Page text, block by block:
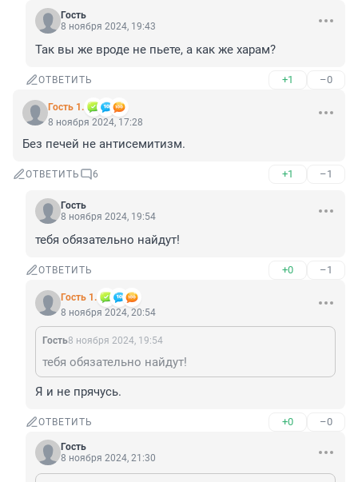
Гость
8 ноября 2024, 19:43
Так вы же вроде не пьете, а как же харам?
ОТВЕТИТЬ +1 –0
Гость 1.
8 ноября 2024, 17:28
Без печей не антисемитизм.
ОТВЕТИТЬ 6 +1 –1
Гость
8 ноября 2024, 19:54
тебя обязательно найдут!
ОТВЕТИТЬ +0 –1
Гость 1.
8 ноября 2024, 20:54
Гость8 ноября 2024, 19:54
тебя обязательно найдут!
Я и не прячусь.
ОТВЕТИТЬ +0 –0
Гость
8 ноября 2024, 21:30